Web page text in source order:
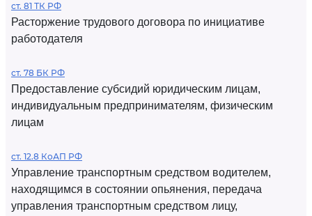
ст. 81 ТК РФ
Расторжение трудового договора по инициативе
работодателя
ст. 78 БК РФ
Предоставление субсидий юридическим лицам,
индивидуальным предпринимателям, физическим
лицам
ст. 12.8 КоАП РФ
Управление транспортным средством водителем,
находящимся в состоянии опьянения, передача
управления транспортным средством лицу,